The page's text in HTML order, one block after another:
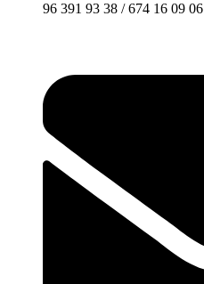
96 391 93 38 / 674 16 09 06